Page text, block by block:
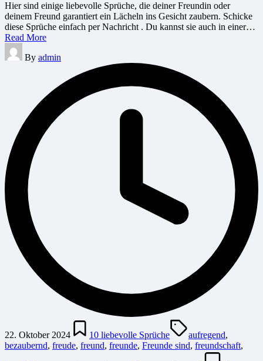
Hier sind einige liebevolle Sprüche, die deiner Freundin oder
deinem Freund garantiert ein Lächeln ins Gesicht zaubern. Schicke
diese Sprüche einfach per Nachricht . Du kannst sie auch in einer…
Read More
Posted
by
By admin
22. Oktober 2024
Posted
in
10 liebevolle Sprüche
Tags:
aufregend,
bezaubernd, freude, freund, freunde, Freunde sind, freundschaft,